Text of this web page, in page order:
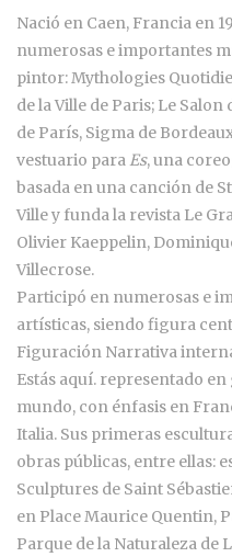
Nació en Caen, Francia en
numerosas e importantes
pintor: Mythologies
de la Ville de Paris; Le
de París, Sigma de
vestuario paraEs, una
basada en una canción de
Ville y funda la revista Le
Olivier Kaeppelin,
Villecrose.
Participó en numerosas e
artísticas, siendo figura
Figuración Narrativa
Estás aquí. representado
mundo, con énfasis en
Italia. Sus primeras
obras públicas, entre ellas:
Sculptures de Saint
en Place Maurice Quentin,
Parque de la Naturaleza de